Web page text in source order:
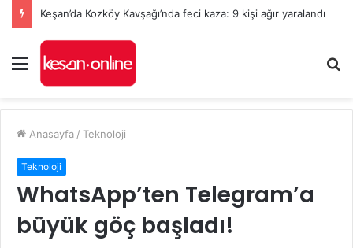
Keşan’da Kozköy Kavşağı’nda feci kaza: 9 kişi ağır yaralandı
Menü
...
Anasayfa / Teknoloji
Teknoloji
WhatsApp’ten Telegram’a
büyük göç başladı!